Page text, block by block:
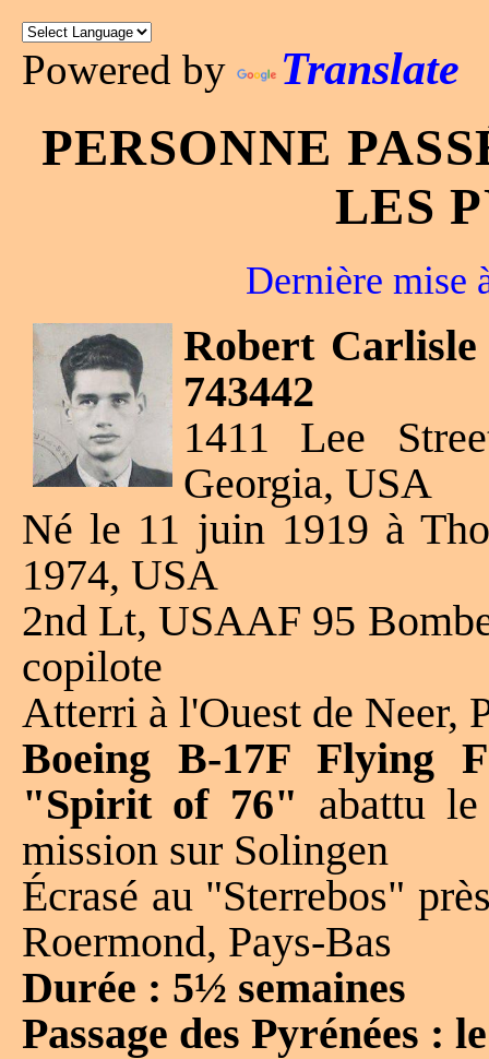
Powered by Translate
PERSONNE
LES
Dernière mise
Robert
743442
1411 Lee
Georgia, USA
Né le 11 juin 1919 à
1974, USA
2nd Lt, USAAF 95
copilote
Atterri à l'Ouest de Neer,
Boeing B-17F Flying
"Spirit of 76" abattu
mission sur Solingen
Écrasé au "Sterrebos"
Roermond, Pays-Bas
Durée : 5½ semaines
Passage des Pyrénées :